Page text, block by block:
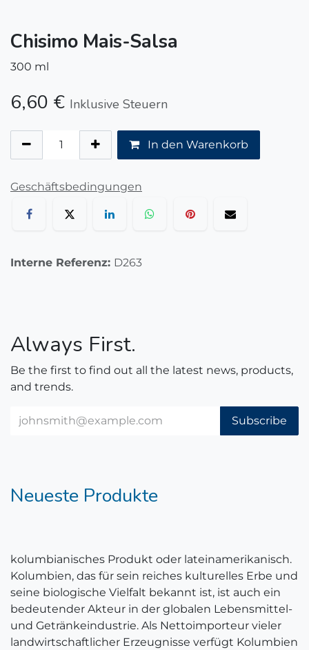
Chisimo Mais-Salsa
300 ml
6,60 € Inklusive Steuern
In den Warenkorb
Geschäftsbedingungen
Interne Referenz: D263
Always First.
Be the first to find out all the latest news, products,
and trends.
Subscribe
Neueste Produkte
kolumbianisches Produkt oder lateinamerikanisch.
Kolumbien, das für sein reiches kulturelles Erbe und
seine biologische Vielfalt bekannt ist, ist auch ein
bedeutender Akteur in der globalen Lebensmittel-
und Getränkeindustrie. Als Nettoimporteur vieler
landwirtschaftlicher Erzeugnisse verfügt Kolumbien